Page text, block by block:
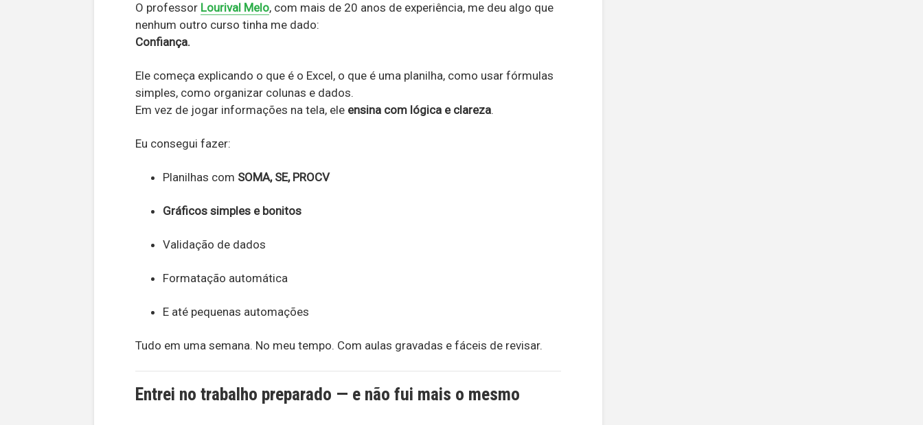
O professor Lourival Melo, com mais de 20 anos de experiência, me deu algo que
nenhum outro curso tinha me dado:
Confiança.
Ele começa explicando o que é o Excel, o que é uma planilha, como usar fórmulas
simples, como organizar colunas e dados.
Em vez de jogar informações na tela, ele ensina com lógica e clareza.
Eu consegui fazer:
Planilhas com SOMA, SE, PROCV
Gráficos simples e bonitos
Validação de dados
Formatação automática
E até pequenas automações
Tudo em uma semana. No meu tempo. Com aulas gravadas e fáceis de revisar.
Entrei no trabalho preparado — e não fui mais o mesmo